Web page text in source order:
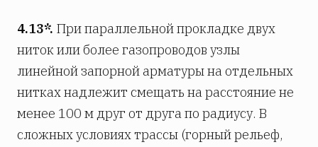
4.13*. При параллельной прокладке двух
ниток или более газопроводов узлы
линейной запорной арматуры на отдельных
нитках надлежит смещать на расстояние не
менее 100 м друг от друга по радиусу. В
сложных условиях трассы (горный рельеф,